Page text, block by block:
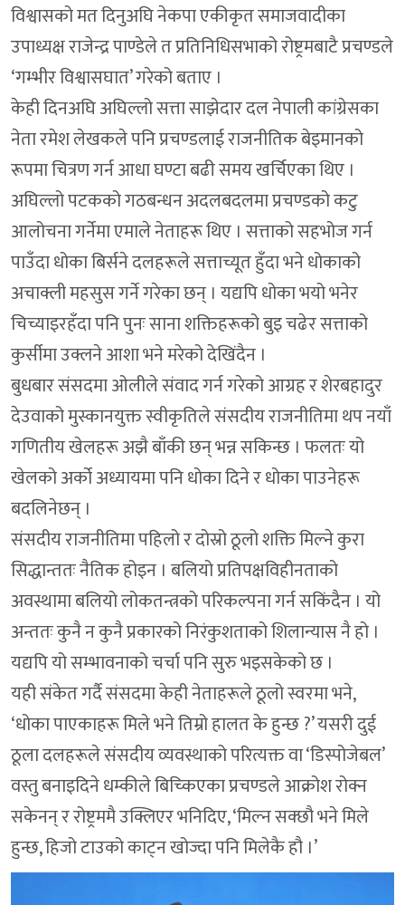
विश्वासको मत दिनुअघि नेकपा एकीकृत समाजवादीका
उपाध्यक्ष राजेन्द्र पाण्डेले त प्रतिनिधिसभाको रोष्ट्रमबाटै प्रचण्डले
‘गम्भीर विश्वासघात’ गरेको बताए ।
केही दिनअघि अघिल्लो सत्ता साझेदार दल नेपाली कांग्रेसका
नेता रमेश लेखकले पनि प्रचण्डलाई राजनीतिक बेइमानको
रूपमा चित्रण गर्न आधा घण्टा बढी समय खर्चिएका थिए ।
अघिल्लो पटकको गठबन्धन अदलबदलमा प्रचण्डको कटु
आलोचना गर्नेमा एमाले नेताहरू थिए । सत्ताको सहभोज गर्न
पाउँदा धोका बिर्सने दलहरूले सत्ताच्यूत हुँदा भने धोकाको
अचाक्ली महसुस गर्ने गरेका छन् । यद्यपि धोका भयो भनेर
चिच्याइरहँदा पनि पुनः साना शक्तिहरूको बुइ चढेर सत्ताको
कुर्सीमा उक्लने आशा भने मरेको देखिंदैन ।
बुधबार संसदमा ओलीले संवाद गर्न गरेको आग्रह र शेरबहादुर
देउवाको मुस्कानयुक्त स्वीकृतिले संसदीय राजनीतिमा थप नयाँ
गणितीय खेलहरू अझै बाँकी छन् भन्न सकिन्छ । फलतः यो
खेलको अर्को अध्यायमा पनि धोका दिने र धोका पाउनेहरू
बदलिनेछन् ।
संसदीय राजनीतिमा पहिलो र दोस्रो ठूलो शक्ति मिल्ने कुरा
सिद्धान्ततः नैतिक होइन । बलियो प्रतिपक्षविहीनताको
अवस्थामा बलियो लोकतन्त्रको परिकल्पना गर्न सकिंदैन । यो
अन्ततः कुनै न कुनै प्रकारको निरंकुशताको शिलान्यास नै हो ।
यद्यपि यो सम्भावनाको चर्चा पनि सुरु भइसकेको छ ।
यही संकेत गर्दै संसदमा केही नेताहरूले ठूलो स्वरमा भने,
‘धोका पाएकाहरू मिले भने तिम्रो हालत के हुन्छ ?’ यसरी दुई
ठूला दलहरूले संसदीय व्यवस्थाको परित्यक्त वा ‘डिस्पोजेबल’
वस्तु बनाइदिने धम्कीले बिच्किएका प्रचण्डले आक्रोश रोक्न
सकेनन् र रोष्ट्रममै उक्लिएर भनिदिए, ‘मिल्न सक्छौ भने मिले
हुन्छ, हिजो टाउको काट्न खोज्दा पनि मिलेकै हौ ।’